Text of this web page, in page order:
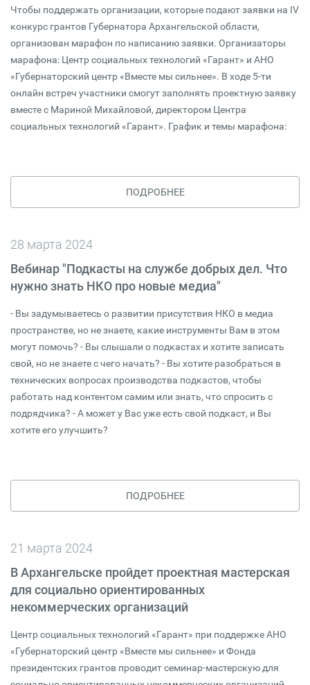
Чтобы поддержать организации, которые подают заявки на IV
конкурс грантов Губернатора Архангельской области,
организован марафон по написанию заявки. Организаторы
марафона: Центр социальных технологий «Гарант» и АНО
«Губернаторский центр «Вместе мы сильнее». В ходе 5-ти
онлайн встреч участники смогут заполнять проектную заявку
вместе с Мариной Михайловой, директором Центра
социальных технологий «Гарант». График и темы марафона:
ПОДРОБНЕЕ
28 марта 2024
Вебинар "Подкасты на службе добрых дел. Что
нужно знать НКО про новые медиа"
- Вы задумываетесь о развитии присутствия НКО в медиа
пространстве, но не знаете, какие инструменты Вам в этом
могут помочь? - Вы слышали о подкастах и хотите записать
свой, но не знаете с чего начать? - Вы хотите разобраться в
технических вопросах производства подкастов, чтобы
работать над контентом самим или знать, что спросить с
подрядчика? - А может у Вас уже есть свой подкаст, и Вы
хотите его улучшить?
ПОДРОБНЕЕ
21 марта 2024
В Архангельске пройдет проектная мастерская
для социально ориентированных
некоммерческих организаций
Центр социальных технологий «Гарант» при поддержке АНО
«Губернаторский центр «Вместе мы сильнее» и Фонда
президентских грантов проводит семинар-мастерскую для